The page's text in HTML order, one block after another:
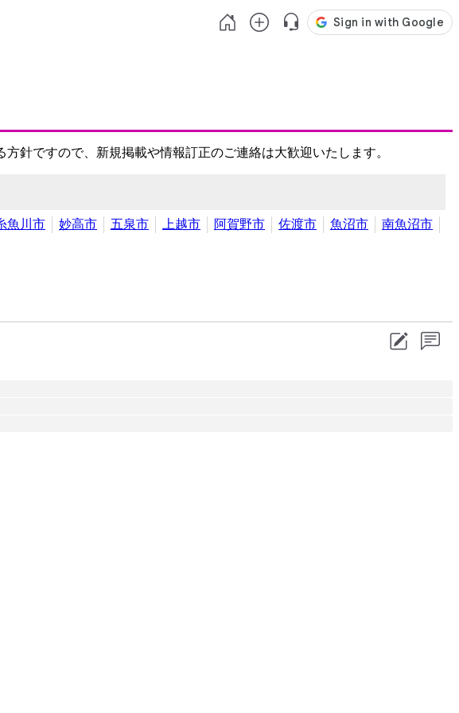
針ですので、新規掲載や情報訂正のご連絡は大歓迎いたします。
魚川市 妙高市 五泉市 上越市 阿賀野市 佐渡市 魚沼市
南魚沼市